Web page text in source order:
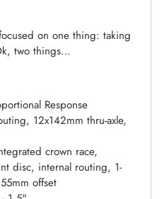
on one thing: taking
two things…
Response
12x142mm thru-axle,
crown race,
disc, internal routing, 1-
offset